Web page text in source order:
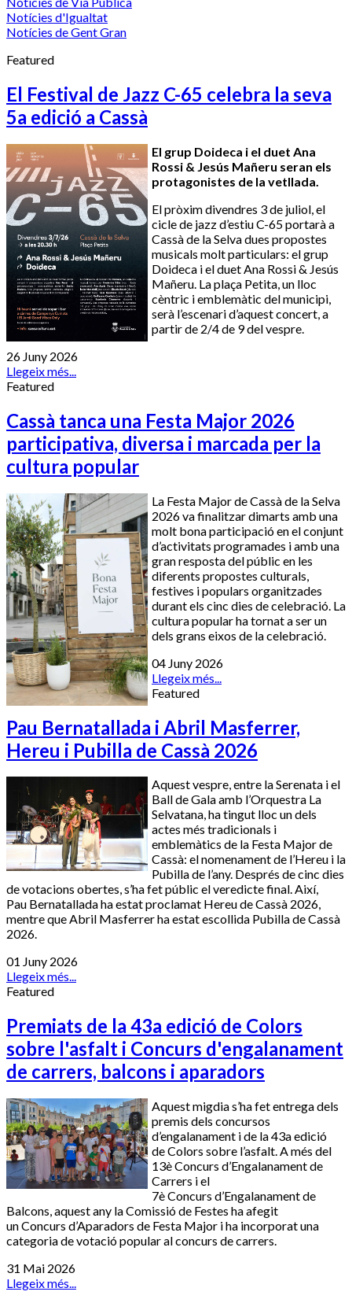
Notícies d'Igualtat
Notícies de Gent Gran
Featured
El Festival de Jazz C-65 celebra la seva
5a edició a Cassà
El grup Doideca i el duet Ana
Rossi & Jesús Mañeru seran els
protagonistes de la vetllada.
El pròxim divendres 3 de juliol, el
cicle de jazz d’estiu C-65 portarà a
Cassà de la Selva dues propostes
musicals molt particulars: el grup
Doideca i el duet Ana Rossi & Jesús
Mañeru. La plaça Petita, un lloc
cèntric i emblemàtic del municipi,
serà l’escenari d’aquest concert, a
partir de 2/4 de 9 del vespre.
26 Juny 2026
Llegeix més...
Featured
Cassà tanca una Festa Major 2026
participativa, diversa i marcada per la
cultura popular
La Festa Major de Cassà de la Selva
2026 va finalitzar dimarts amb una
molt bona participació en el conjunt
d’activitats programades i amb una
gran resposta del públic en les
diferents propostes culturals,
festives i populars organitzades
durant els cinc dies de celebració. La
cultura popular ha tornat a ser un
dels grans eixos de la celebració.
04 Juny 2026
Llegeix més...
Featured
Pau Bernatallada i Abril Masferrer,
Hereu i Pubilla de Cassà 2026
Aquest vespre, entre la Serenata i el
Ball de Gala amb l’Orquestra La
Selvatana, ha tingut lloc un dels
actes més tradicionals i
emblemàtics de la Festa Major de
Cassà: el nomenament de l’Hereu i la
Pubilla de l’any. Després de cinc dies
de votacions obertes, s’ha fet públic el veredicte final. Així,
Pau Bernatallada ha estat proclamat Hereu de Cassà 2026,
mentre que Abril Masferrer ha estat escollida Pubilla de Cassà
2026.
01 Juny 2026
Llegeix més...
Featured
Premiats de la 43a edició de Colors
sobre l'asfalt i Concurs d'engalanament
de carrers, balcons i aparadors
Aquest migdia s’ha fet entrega dels
premis dels concursos
d’engalanament i de la 43a edició
de Colors sobre l’asfalt. A més del
13è Concurs d’Engalanament de
Carrers i el
7è Concurs d’Engalanament de
Balcons, aquest any la Comissió de Festes ha afegit
un Concurs d’Aparadors de Festa Major i ha incorporat una
categoria de votació popular al concurs de carrers.
31 Mai 2026
Llegeix més...